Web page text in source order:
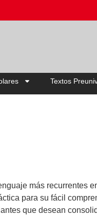
Textos
más recurrentes
para su fácil
que desean